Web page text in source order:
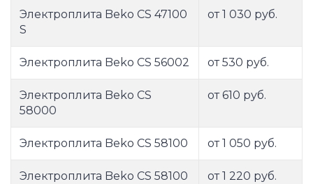
Электроплита Beko CS 47100
S
от 1 030 руб.
Электроплита Beko CS 56002 от 530 руб.
Электроплита Beko CS
58000
от 610 руб.
Электроплита Beko CS 58100 от 1 050 руб.
Электроплита Beko CS 58100
от 1 220 руб.